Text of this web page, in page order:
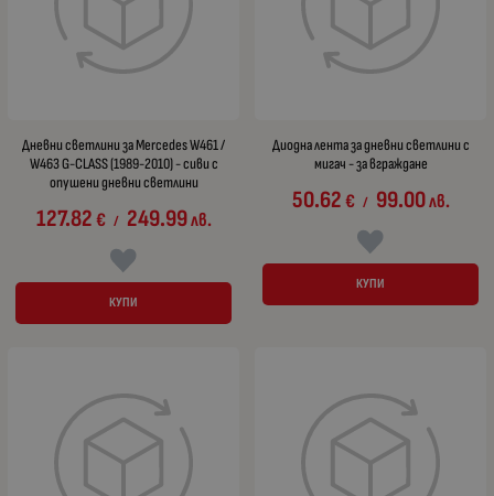
Дневни светлини за Mercedes W461 /
W463 G-CLASS (1989-2010) - сиви с
опушени дневни светлини
127.82€ / 249.99лв.
КУПИ
Диодна лента за дневни светлини с
мигач - за вграждане
50.62€ / 99.00лв.
КУПИ